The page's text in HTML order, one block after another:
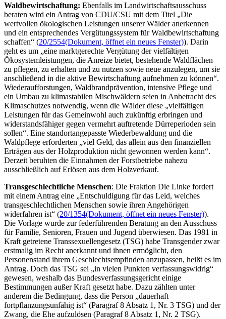
Waldbewirtschaftung: Ebenfalls im Landwirtschaftsausschuss
beraten wird ein Antrag von CDU/CSU mit dem Titel „Die
wertvollen ökologischen Leistungen unserer Wälder anerkennen
und ein entsprechendes Vergütungssystem für Waldbewirtschaftung
schaffen“ (20/2554(Dokument, öffnet ein neues Fenster)). Darin
geht es um „eine marktgerechte Vergütung der vielfältigen
Ökosystemleistungen, die Anreize bietet, bestehende Waldflächen
zu pflegen, zu erhalten und zu nutzen sowie neue anzulegen, um sie
anschließend in die aktive Bewirtschaftung aufnehmen zu können“.
Wiederaufforstungen, Waldbrandprävention, intensive Pflege und
ein Umbau zu klimastabilen Mischwäldern seien in Anbetracht des
Klimaschutzes notwendig, wenn die Wälder diese „vielfältigen
Leistungen für das Gemeinwohl auch zukünftig erbringen und
widerstandsfähiger gegen vermehrt auftretende Dürreperioden sein
sollen“. Eine standortangepasste Wiederbewaldung und die
Waldpflege erforderten „viel Geld, das allein aus den finanziellen
Erträgen aus der Holzproduktion nicht gewonnen werden kann“.
Derzeit beruhten die Einnahmen der Forstbetriebe nahezu
ausschließlich auf Erlösen aus dem Holzverkauf.
Transgeschlechtliche Menschen: Die Fraktion Die Linke fordert
mit einem Antrag eine „Entschuldigung für das Leid, welches
transgeschlechtlichen Menschen sowie ihren Angehörigen
widerfahren ist“ (20/1354(Dokument, öffnet ein neues Fenster)).
Die Vorlage wurde zur federführenden Beratung an den Ausschuss
für Familie, Senioren, Frauen und Jugend überwiesen. Das 1981 in
Kraft getretene Transsexuellengesetz (TSG) habe Transgender zwar
erstmalig im Recht anerkannt und ihnen ermöglicht, den
Personenstand ihrem Geschlechtsempfinden anzupassen, heißt es im
Antrag. Doch das TSG sei „in vielen Punkten verfassungswidrig“
gewesen, weshalb das Bundesverfassungsgericht einige
Bestimmungen außer Kraft gesetzt habe. Dazu zählten unter
anderem die Bedingung, dass die Person „dauerhaft
fortpflanzungsunfähig ist“ (Paragraf 8 Absatz 1, Nr. 3 TSG) und der
Zwang, die Ehe aufzulösen (Paragraf 8 Absatz 1, Nr. 2 TSG).